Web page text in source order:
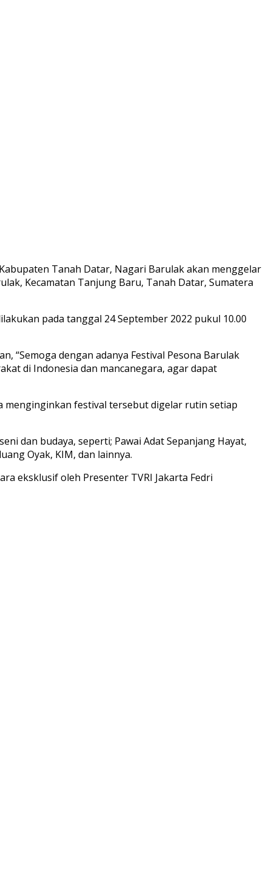
Tanah Datar, Nagari Barulak akan menggelar
Kecamatan Tanjung Baru, Tanah Datar, Sumatera
pada tanggal 24 September 2022 pukul 10.00
“Semoga dengan adanya Festival Pesona Barulak
di Indonesia dan mancanegara, agar dapat
menginginkan festival tersebut digelar rutin setiap
dan budaya, seperti; Pawai Adat Sepanjang Hayat,
Oyak, KIM, dan lainnya.
eksklusif oleh Presenter TVRI Jakarta Fedri